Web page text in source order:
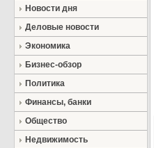
Новости дня
Деловые новости
Экономика
Бизнес-обзор
Политика
Финансы, банки
Общество
Недвижимость